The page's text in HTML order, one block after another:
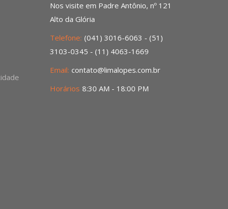
Nos visite em Padre Antônio, nº 121
Alto da Glória
Telefone: (041) 3016-6063 - (51)
3103-0345 - (11) 4063-1669
Email: contato@limalopes.com.br
Horários 8:30 AM - 18:00 PM